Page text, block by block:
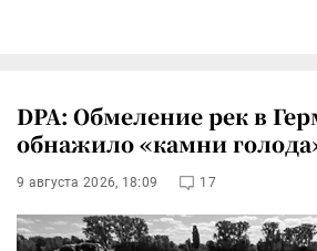
DPA: Обмеление рек в
обнажило «камни
9 августа 2026, 18:09 17